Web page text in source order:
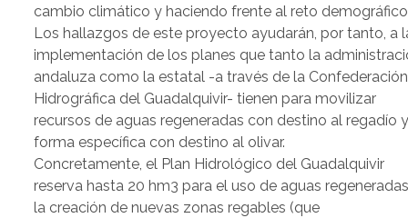
cambio climático y haciendo frente al reto
Los hallazgos de este proyecto ayudarán, por tanto, a
implementación de los planes que tanto la
andaluza como la estatal -a través de la Confederación
Hidrográfica del Guadalquivir- tienen para movilizar
recursos de aguas regeneradas con destino al regadío
forma específica con destino al olivar.
Concretamente, el Plan Hidrológico del Guadalquivir
reserva hasta 20 hm3 para el uso de aguas
la creación de nuevas zonas regables (que